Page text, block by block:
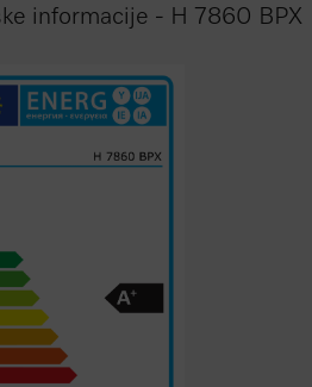
informacije - H 7860 BPX